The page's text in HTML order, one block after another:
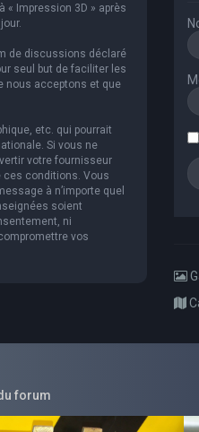
Impression 3D » après
de discussions déclaré
seul but de faciliter les
nous acceptons et que
etc. qui pourrait
Si vous ne
votre fournisseur
ces conditions. Vous
à n’importe quel
soient
ni
vos
forum